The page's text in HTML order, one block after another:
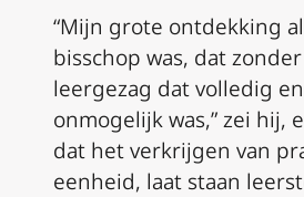
“Mijn grote ontdekking
bisschop was, dat
leergezag dat volledig
onmogelijk was,” zei hij,
dat het verkrijgen van
eenheid, laat staan